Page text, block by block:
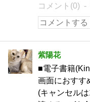
コメント(0)
紫陽花
■電子書籍
画面におすす
(キャンセル